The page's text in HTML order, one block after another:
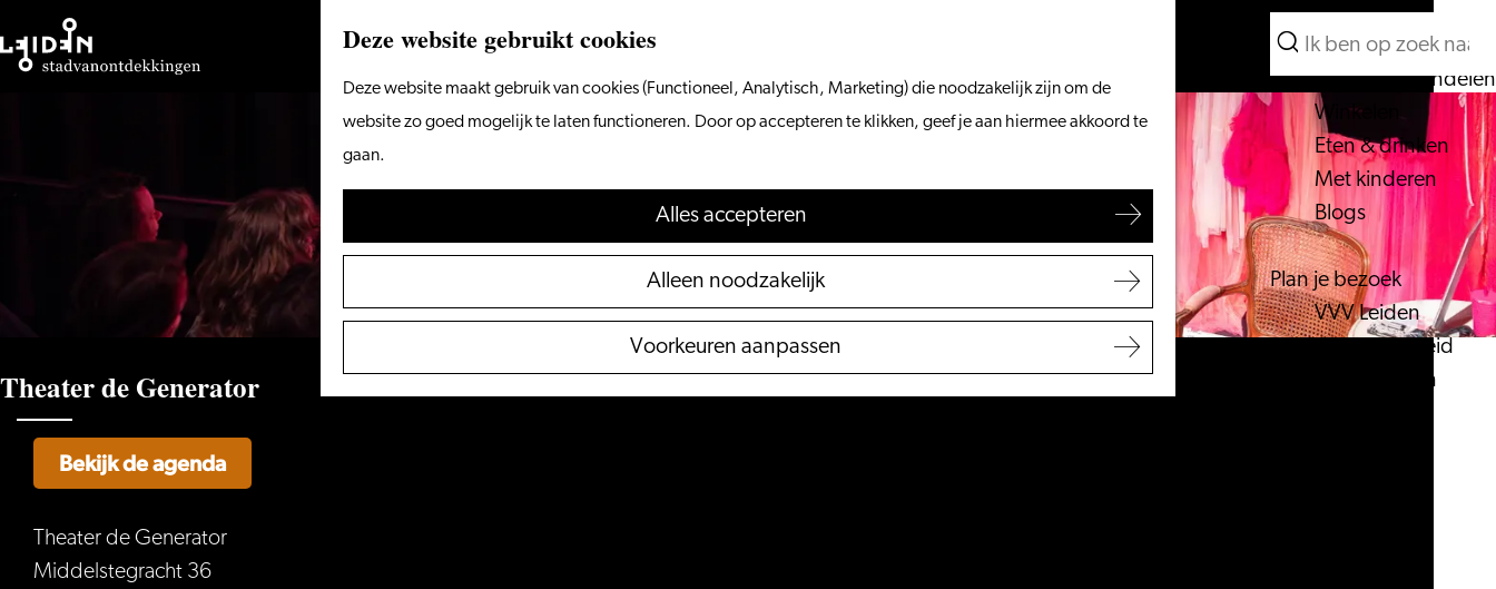
Deze website gebruikt cookies
Deze website maakt gebruik van cookies (Functioneel, Analytisch, Marketing) die noodzakelijk zijn om de
website zo goed mogelijk te laten functioneren. Door op accepteren te klikken, geef je aan hiermee akkoord te
gaan.
Alles accepteren
Alleen noodzakelijk
Voorkeuren aanpassen
Menu
Zoeken
Wat te doen
Vanaf het water
Fietsen & wandelen
Winkelen
Eten & drinken
Met kinderen
Blogs
Plan je bezoek
VVV Leiden
Bereikbaarheid
Overnachten
Zoeken
Theater de Generator
Theater de Generator
Middelstegracht 36
Bekijk de agenda